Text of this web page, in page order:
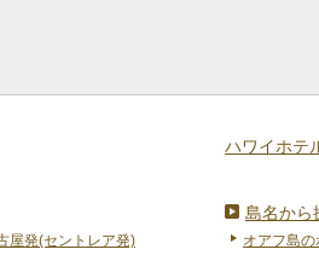
屋発(セントレア発)
ハワイホテ
島名から
オアフ島